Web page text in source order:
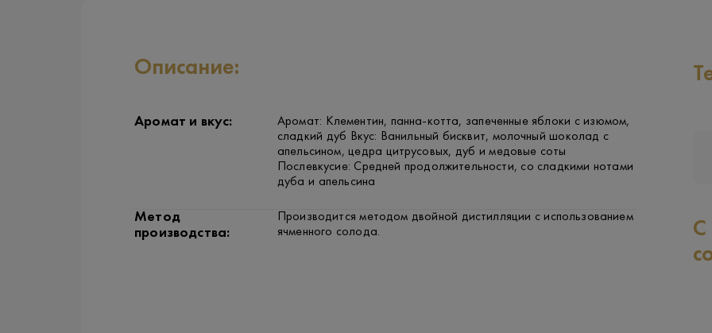
Описание:
Аромат и вкус:
Аромат: Клементин, панна-котта, запеченные яблоки с изюмом,
сладкий дуб Вкус: Ванильный бисквит, молочный шоколад с
апельсином, цедра цитрусовых, дуб и медовые соты
Послевкусие: Средней продолжительности, со сладкими нотами
дуба и апельсина
Метод
производства:
Производится методом двойной дистилляции с использованием
ячменного солода.
С